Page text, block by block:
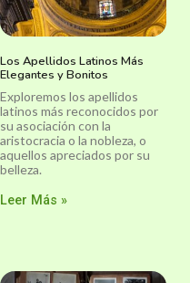
Los Apellidos Latinos Más
Elegantes y Bonitos
Exploremos los apellidos
latinos más reconocidos por
su asociación con la
aristocracia o la nobleza, o
aquellos apreciados por su
belleza.
Leer Más »